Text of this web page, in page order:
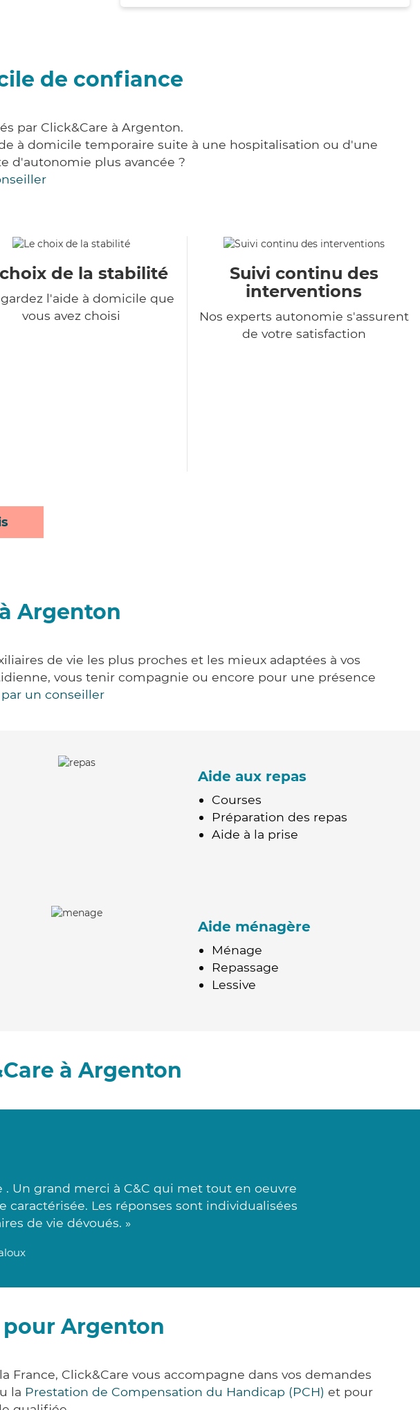
de confiance
par Click&Care à Argenton.
à domicile temporaire suite à une hospitalisation ou d'une
d'autonomie plus avancée ?
de la stabilité
l'aide à domicile que
vous avez choisi
Suivi continu des
interventions
Nos experts autonomie s'assurent
de votre satisfaction
Argenton
de vie les plus proches et les mieux adaptées à vos
vous tenir compagnie ou encore pour une présence
un conseiller
Aide aux repas
Courses
Préparation des repas
Aide à la prise
Aide ménagère
Ménage
Repassage
Lessive
à Argenton
Un grand merci à C&C qui met tout en oeuvre
Les réponses sont individualisées
de vie dévoués. »
Argenton
Click&Care vous accompagne dans vos demandes
la Prestation de Compensation du Handicap (PCH) et pour